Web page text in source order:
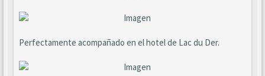
Perfectamente acompañado en el hotel de Lac du Der.